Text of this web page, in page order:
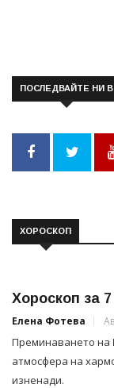
ПОСЛЕДВАЙТЕ НИ В
ХОРОСКОП
Хороскоп за 7
Елена Фотева
Преминаването на
атмосфера на
изненади.